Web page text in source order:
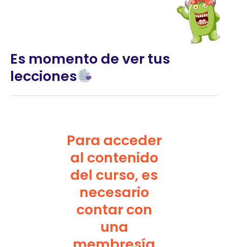
Es momento de ver tus
lecciones
Para acceder
al contenido
del curso, es
necesario
contar con
una